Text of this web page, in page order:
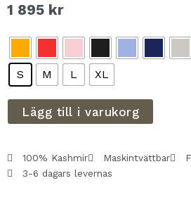
1 895 kr
S M L XL
Lägg till i varukorg
100% Kashmir Maskintvättbar
3-6 dagars levernas